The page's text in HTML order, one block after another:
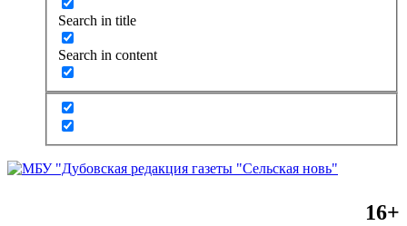
Search in title
Search in content
16+